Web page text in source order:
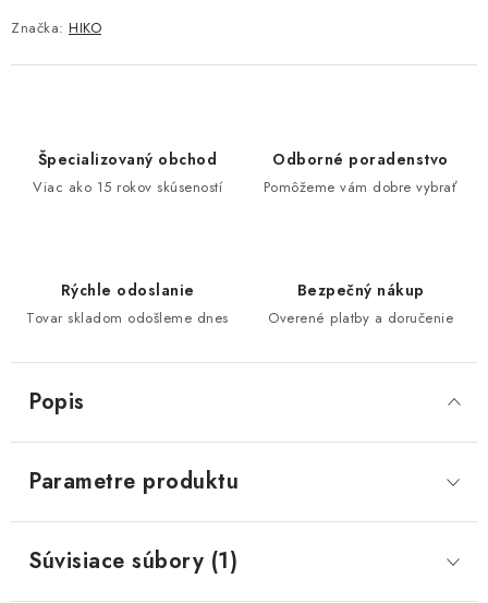
Značka: HIKO
Špecializovaný obchod
Viac ako 15 rokov skúseností
Odborné poradenstvo
Pomôžeme vám dobre vybrať
Rýchle odoslanie
Tovar skladom odošleme dnes
Bezpečný nákup
Overené platby a doručenie
Popis
Parametre produktu
Súvisiace súbory (1)